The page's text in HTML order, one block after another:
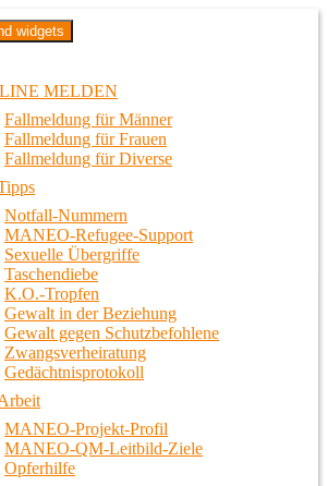
Projekt in Berlin
widgets
MELDEN
Fallmeldung für Männer
Fallmeldung für Frauen
Fallmeldung für Diverse
Notfall-Nummern
MANEO-Refugee-Support
Sexuelle Übergriffe
Taschendiebe
K.O.-Tropfen
Gewalt in der Beziehung
Gewalt gegen Schutzbefohlene
Zwangsverheiratung
Gedächtnisprotokoll
MANEO-Projekt-Profil
MANEO-QM-Leitbild-Ziele
Opferhilfe